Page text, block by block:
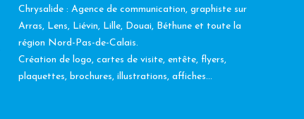
Chrysalide : Agence de communication, graphiste sur
Arras, Lens, Liévin, Lille, Douai, Béthune et toute la
région Nord-Pas-de-Calais.
Création de logo, cartes de visite, entête, flyers,
plaquettes, brochures, illustrations, affiches...